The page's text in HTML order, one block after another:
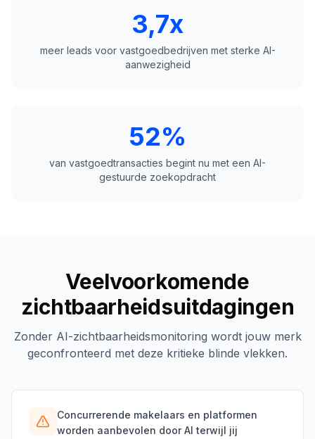
3,7x
meer leads voor vastgoedbedrijven met sterke AI-
aanwezigheid
52%
van vastgoedtransacties begint nu met een AI-
gestuurde zoekopdracht
Veelvoorkomende
zichtbaarheidsuitdagingen
Zonder AI-zichtbaarheidsmonitoring wordt jouw merk
geconfronteerd met deze kritieke blinde vlekken.
Concurrerende makelaars en platformen
worden aanbevolen door AI terwijl jij